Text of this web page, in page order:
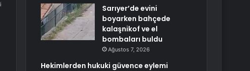
Sarıyer’de evini
boyarken bahçede
kalaşnikof ve el
bombaları buldu
Ağustos 7, 2026
Hekimlerden hukuki güvence eylemi